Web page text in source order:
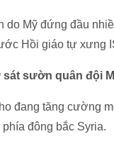
do Mỹ đứng đầu
Hồi giáo tự xưng
sát sườn quân đội
đang tăng cường
đông bắc Syria.